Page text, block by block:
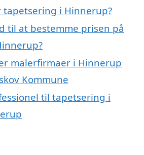
tapetsering i Hinnerup?
til at bestemme prisen på
malerfirmaer i Hinnerup
Kommune
til tapetsering i